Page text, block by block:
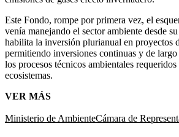
Este Fondo, rompe por primera vez, el
venía manejando el sector ambiente desde
habilita la inversión plurianual en proyectos
permitiendo inversiones continuas y de
los procesos técnicos ambientales requeridos
ecosistemas.
VER MÁS
Ministerio de AmbienteCámara de